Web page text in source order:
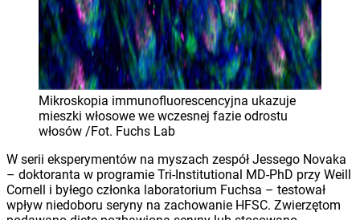
Mikroskopia immunofluorescencyjna ukazuje
mieszki włosowe we wczesnej fazie odrostu
włosów /Fot. Fuchs Lab
W serii eksperymentów na myszach zespół Jessego Novaka
– doktoranta w programie Tri-Institutional MD-PhD przy Weill
Cornell i byłego członka laboratorium Fuchsa – testował
wpływ niedoboru seryny na zachowanie HFSC. Zwierzętom